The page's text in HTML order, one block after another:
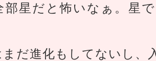
部星だと怖いなぁ。星
だ進化もしてないし、